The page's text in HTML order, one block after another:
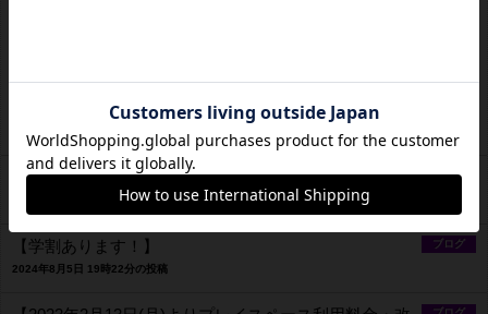
JR新大阪駅から徒歩3分。学生半額割引、TRPGでのご利用も
気軽に！ #西中島南方 #新大阪 #ボードゲーム #TRPG
ブログ
【ゲームランキング！】
2024年9月20日 21時26分の投稿
ブログ
【学割あります！】
2024年8月5日 19時22分の投稿